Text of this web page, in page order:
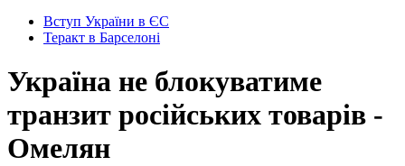
Вступ України в ЄС
Теракт в Барселоні
Україна не блокуватиме
транзит російських товарів -
Омелян